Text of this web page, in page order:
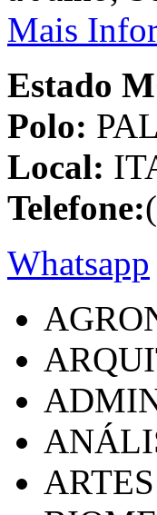
Mais
Estado
Polo:
Local:
Telefone:
Whatsapp